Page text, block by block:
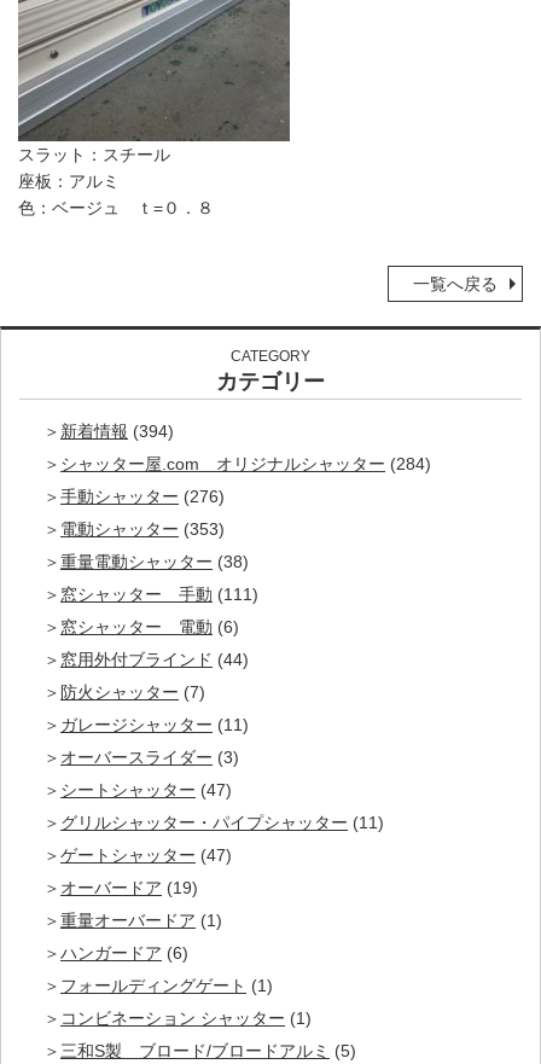
スラット：スチール
座板：アルミ
色：ベージュ ｔ=０．８
一覧へ戻る
CATEGORY
カテゴリー
新着情報 (394)
シャッター屋.com オリジナルシャッター (284)
手動シャッター (276)
電動シャッター (353)
重量電動シャッター (38)
窓シャッター 手動 (111)
窓シャッター 電動 (6)
窓用外付ブラインド (44)
防火シャッター (7)
ガレージシャッター (11)
オーバースライダー (3)
シートシャッター (47)
グリルシャッター・パイプシャッター (11)
ゲートシャッター (47)
オーバードア (19)
重量オーバードア (1)
ハンガードア (6)
フォールディングゲート (1)
コンビネーション シャッター (1)
三和S製 ブロード/ブロードアルミ (5)